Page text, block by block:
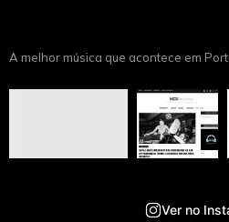
A melhor música que acontece em
Ver no